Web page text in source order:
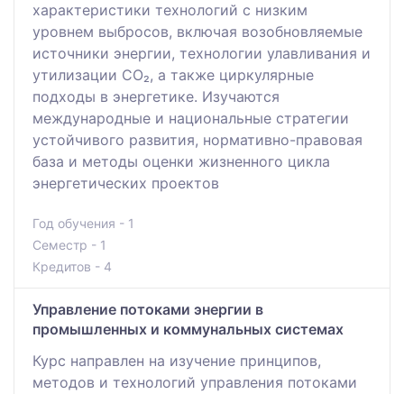
характеристики технологий с низким
уровнем выбросов, включая возобновляемые
источники энергии, технологии улавливания и
утилизации CO₂, а также циркулярные
подходы в энергетике. Изучаются
международные и национальные стратегии
устойчивого развития, нормативно-правовая
база и методы оценки жизненного цикла
энергетических проектов
Год обучения - 1
Семестр - 1
Кредитов - 4
Управление потоками энергии в
промышленных и коммунальных системах
Курс направлен на изучение принципов,
методов и технологий управления потоками